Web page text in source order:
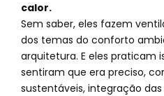
calor.
Sem saber, eles fazem
dos temas do conforto
arquitetura. E eles praticam
sentiram que era preciso,
sustentáveis, integração